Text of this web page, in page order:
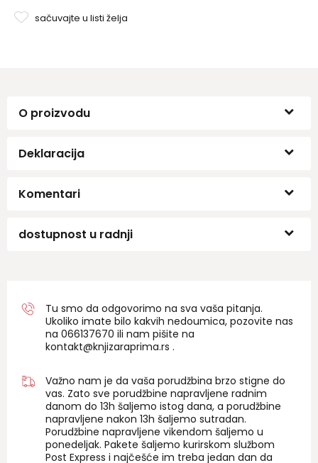
sačuvajte u listi želja
O proizvodu
Deklaracija
Komentari
dostupnost u radnji
Tu smo da odgovorimo na sva vaša pitanja.
Ukoliko imate bilo kakvih nedoumica, pozovite nas
na 066137670 ili nam pišite na
kontakt@knjizaraprima.rs .
Važno nam je da vaša porudžbina brzo stigne do
vas. Zato sve porudžbine napravljene radnim
danom do 13h šaljemo istog dana, a porudžbine
napravljene nakon 13h šaljemo sutradan.
Porudžbine napravljene vikendom šaljemo u
ponedeljak. Pakete šaljemo kurirskom službom
Post Express i najčešće im treba jedan dan da